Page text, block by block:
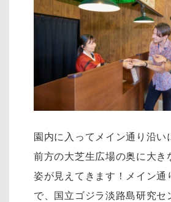
園内に入ってメイン通り沿い
前方の大芝生広場の奥に大き
姿が見えてきます！メイン通
で、国立ゴジラ淡路島研究セ